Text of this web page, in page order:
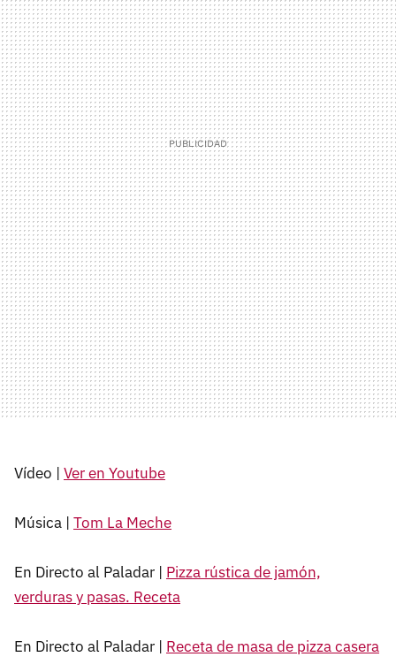
Vídeo | Ver en Youtube
Música | Tom La Meche
En Directo al Paladar | Pizza rústica de jamón,
verduras y pasas. Receta
En Directo al Paladar | Receta de masa de pizza casera